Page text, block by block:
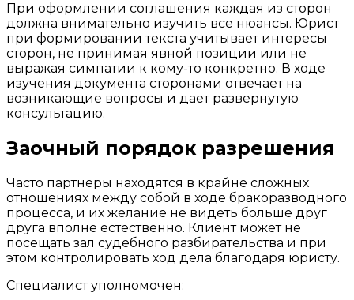
При оформлении соглашения каждая из сторон
должна внимательно изучить все нюансы. Юрист
при формировании текста учитывает интересы
сторон, не принимая явной позиции или не
выражая симпатии к кому-то конкретно. В ходе
изучения документа сторонами отвечает на
возникающие вопросы и дает развернутую
консультацию.
Заочный порядок разрешения
Часто партнеры находятся в крайне сложных
отношениях между собой в ходе бракоразводного
процесса, и их желание не видеть больше друг
друга вполне естественно. Клиент может не
посещать зал судебного разбирательства и при
этом контролировать ход дела благодаря юристу.
Специалист уполномочен: